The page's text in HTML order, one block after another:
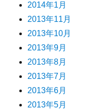
2014年1月
2013年11月
2013年10月
2013年9月
2013年8月
2013年7月
2013年6月
2013年5月